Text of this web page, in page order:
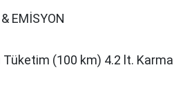
EMİSYON
Tüketim (100 km) 4.2 lt. Karma